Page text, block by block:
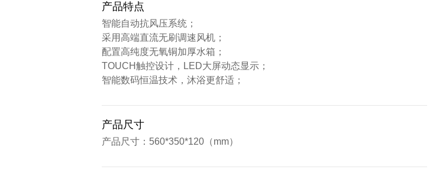
产品特点
智能自动抗风压系统；
采用高端直流无刷调速风机；
配置高纯度无氧铜加厚水箱；
TOUCH触控设计，LED大屏动态显示；
智能数码恒温技术，沐浴更舒适；
产品尺寸
产品尺寸：560*350*120（mm）